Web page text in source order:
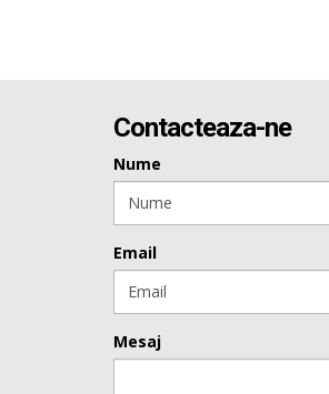
Contacteaza-ne
Nume
Email
Mesaj